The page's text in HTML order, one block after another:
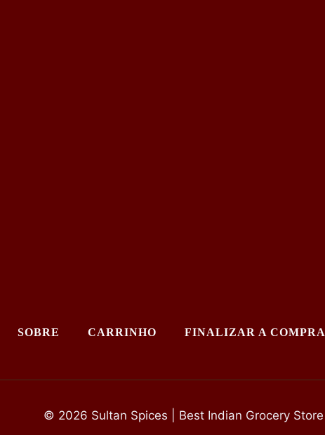
SOBRE CARRINHO FINALIZAR A COMPRA
© 2026 Sultan Spices | Best Indian Grocery Store